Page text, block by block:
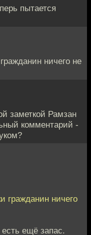
пытается
ничего не
заметкой Рамзан
комментарий -
гражданин ничего
ещё запас.